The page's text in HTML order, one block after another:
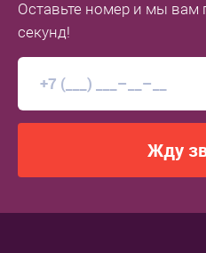
Оставьте номер и мы вам
секунд!
Жду